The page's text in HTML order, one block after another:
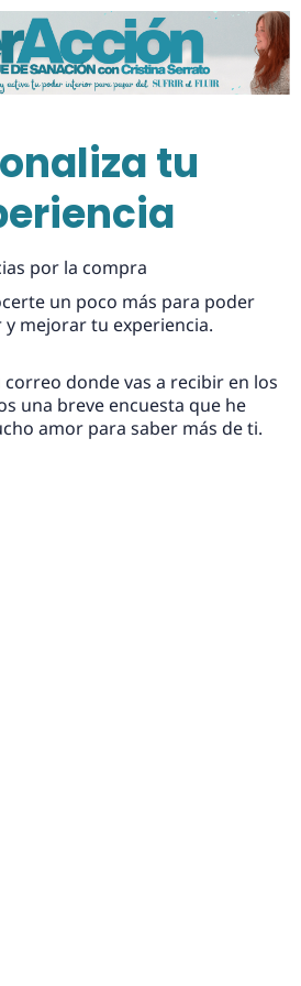
tu
por la compra
un poco más para poder
y mejorar tu experiencia.
donde vas a recibir en los
una breve encuesta que he
amor para saber más de ti.